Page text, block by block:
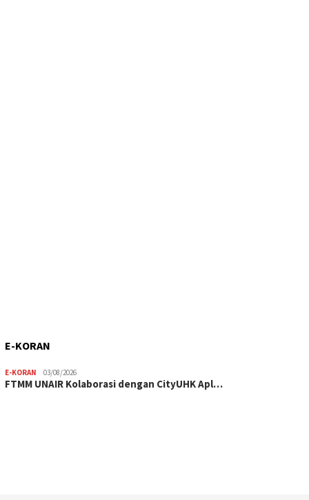
E-KORAN
E-KORAN 03/08/2026
FTMM UNAIR Kolaborasi dengan CityUHK Apl…